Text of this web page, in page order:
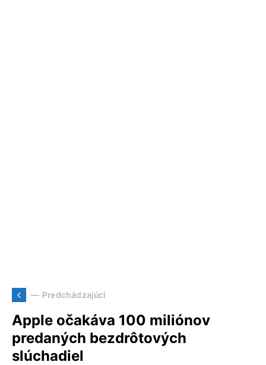
— Predchádzajúci
Apple očakáva 100 miliónov
predaných bezdrôtových
slúchadiel